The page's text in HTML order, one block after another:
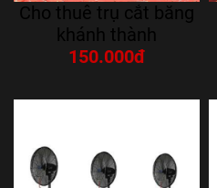
Cho thuê trụ cắt băng
khánh thành
150.000đ